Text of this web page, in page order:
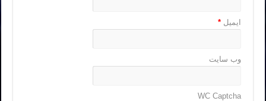
ایمیل*
وب‌ سایت
WC Captcha